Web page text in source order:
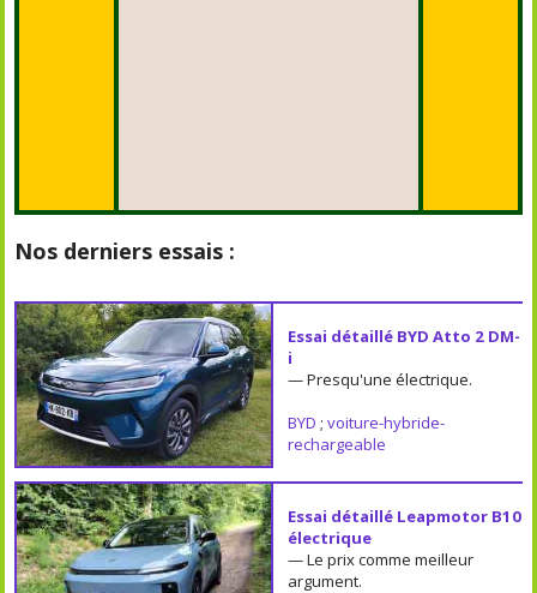
Nos derniers essais :
Essai détaillé BYD Atto 2 DM-
i
— Presqu'une électrique.
BYD ; voiture-hybride-
rechargeable
Essai détaillé Leapmotor B10
électrique
— Le prix comme meilleur
argument.